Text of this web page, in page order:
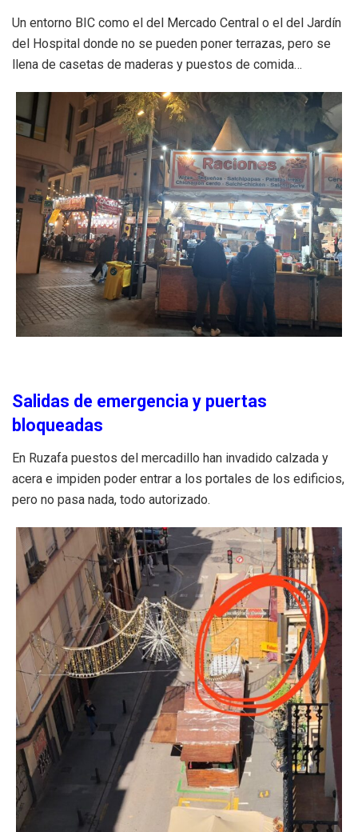
Un entorno BIC como el del Mercado Central o el del Jardín
del Hospital donde no se pueden poner terrazas, pero se
llena de casetas de maderas y puestos de comida…
Salidas de emergencia y puertas
bloqueadas
En Ruzafa puestos del mercadillo han invadido calzada y
acera e impiden poder entrar a los portales de los edificios,
pero no pasa nada, todo autorizado.